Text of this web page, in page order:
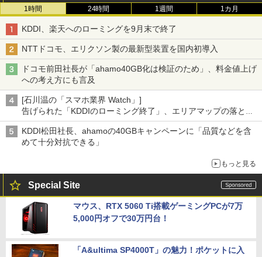
1時間 24時間 1週間 1カ月
KDDI、楽天へのローミングを9月末で終了
NTTドコモ、エリクソン製の最新型装置を国内初導入
ドコモ前田社長が「ahamo40GB化は検証のため」、料金値上げ
への考え方にも言及
[石川温の「スマホ業界 Watch」]
告げられた「KDDIのローミング終了」、エリアマップの落とし
穴と楽天モバイルの課題
KDDI松田社長、ahamoの40GBキャンペーンに「品質などを含
めて十分対抗できる」
もっと見る
Special Site
マウス、RTX 5060 Ti搭載ゲーミングPCが7万
5,000円オフで30万円台！
「A&ultima SP4000T」の魅力！ポケットに入